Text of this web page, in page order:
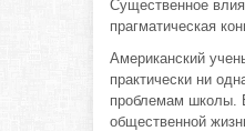
Существенное
прагматическая
Американский
практически ни
проблемам школы.
общественной